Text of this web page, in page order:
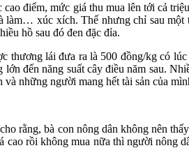
điểm, mức giá thu mua lên tới cả
xúc xích. Thế nhưng chỉ sau
hồ sau đó đen đặc đỉa.
lái đưa ra là 500 đồng/kg có
đến năng suất cây điều năm sau.
những người mang hết tài sản của
rằng, bà con nông dân không nên
rồi không mua nữa thì người